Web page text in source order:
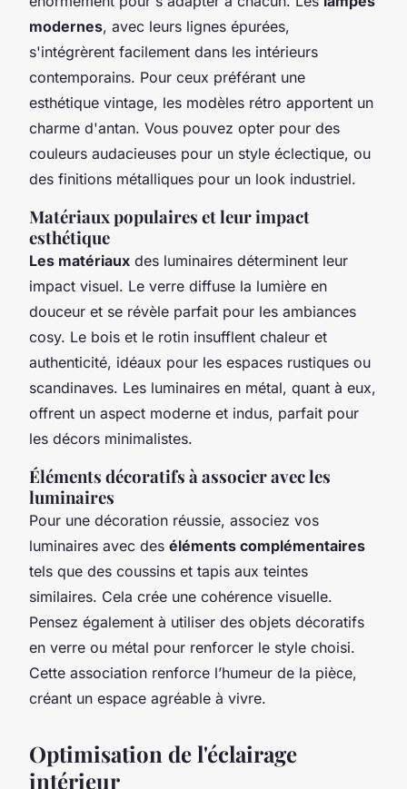
modernes, avec leurs lignes épurées,
s'intégrèrent facilement dans les intérieurs
contemporains. Pour ceux préférant une
esthétique vintage, les modèles rétro apportent un
charme d'antan. Vous pouvez opter pour des
couleurs audacieuses pour un style éclectique, ou
des finitions métalliques pour un look industriel.
Matériaux populaires et leur impact
esthétique
Les matériaux des luminaires déterminent leur
impact visuel. Le verre diffuse la lumière en
douceur et se révèle parfait pour les ambiances
cosy. Le bois et le rotin insufflent chaleur et
authenticité, idéaux pour les espaces rustiques ou
scandinaves. Les luminaires en métal, quant à eux,
offrent un aspect moderne et indus, parfait pour
les décors minimalistes.
Éléments décoratifs à associer avec les
luminaires
Pour une décoration réussie, associez vos
luminaires avec des éléments complémentaires
tels que des coussins et tapis aux teintes
similaires. Cela crée une cohérence visuelle.
Pensez également à utiliser des objets décoratifs
en verre ou métal pour renforcer le style choisi.
Cette association renforce l’humeur de la pièce,
créant un espace agréable à vivre.
Optimisation de l'éclairage
intérieur